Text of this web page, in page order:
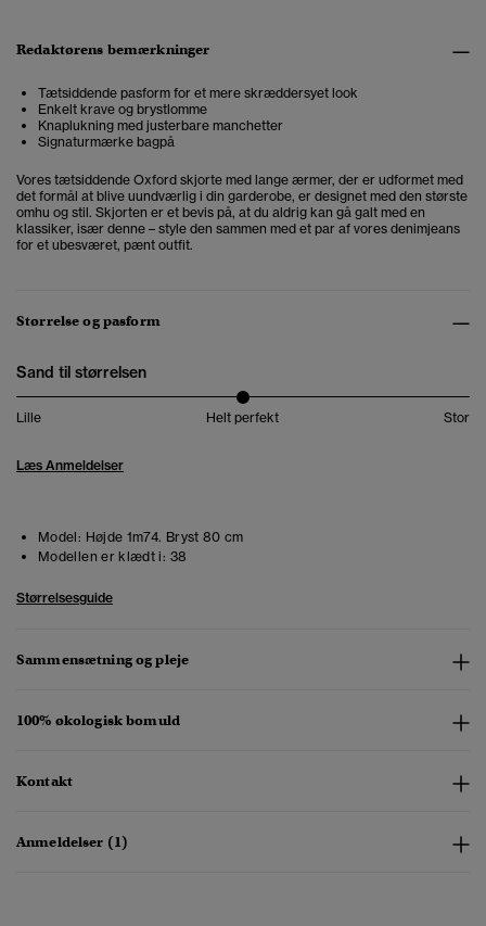
Redaktørens bemærkninger
Tætsiddende pasform for et mere skræddersyet look
Enkelt krave og brystlomme
Knaplukning med justerbare manchetter
Signaturmærke bagpå
Vores tætsiddende Oxford skjorte med lange ærmer, der er udformet med
det formål at blive uundværlig i din garderobe, er designet med den største
omhu og stil. Skjorten er et bevis på, at du aldrig kan gå galt med en
klassiker, især denne – style den sammen med et par af vores denimjeans
for et ubesværet, pænt outfit.
Størrelse og pasform
Sand til størrelsen
Lille Helt perfekt Stor
Læs Anmeldelser
Model: Højde 1m74. Bryst 80 cm
Modellen er klædt i: 38
Størrelsesguide
Sammensætning og pleje
100% økologisk bomuld
Kontakt
Anmeldelser (1)